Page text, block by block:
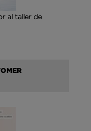
al taller de